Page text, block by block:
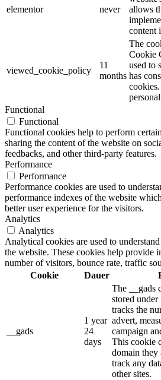
elementor never
allows
content
viewed_cookie_policy
11
months
The
Cookie
used to
has
Functional
Functional
Functional cookies help to perform
sharing the content of the website on
feedbacks, and other third-party features.
Performance
Performance
Performance cookies are used to
performance indexes of the website
better user experience for the visitors.
Analytics
Analytics
Analytical cookies are used to
the website. These cookies help provide
number of visitors, bounce rate, traffic
Cookie
Dauer
__gads
1 year
24
days
The __gads
stored
tracks the
advert,
campaign
This cookie
domain they
track any
other sites.